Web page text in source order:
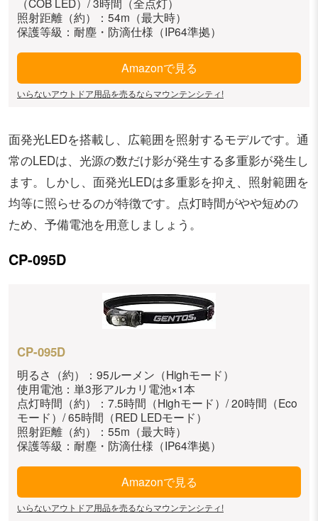
照射距離（約）：54m（最大時）
保護等級：耐塵・防滴仕様（IP64準拠）
Amazonで見る
いらないアウトドア用品を売るならマウンテンシティ!
面発光LEDを搭載し、広範囲を照射するモデルです。通
常のLEDは、光源の数だけ影が発生する多重影が発生し
ます。しかし、面発光LEDは多重影を抑え、照射範囲を
均等に照らせるのが特徴です。点灯時間がやや短めの
ため、予備電池を用意しましょう。
CP-095D
CP-095D
明るさ（約）：95ルーメン（Highモード）
使用電池：単3形アルカリ電池×1本
点灯時間（約）：7.5時間（Highモード）/ 20時間（Eco
モード）/ 65時間（RED LEDモード）
照射距離（約）：55m（最大時）
保護等級：耐塵・防滴仕様（IP64準拠）
Amazonで見る
いらないアウトドア用品を売るならマウンテンシティ!